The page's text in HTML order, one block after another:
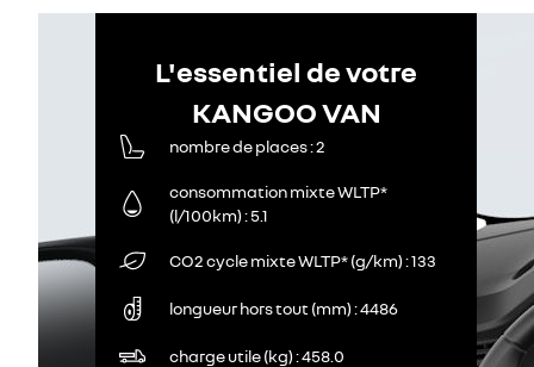
L'essentiel de votre
KANGOO VAN
nombre de places 2
consommation mixte WLTP*
(l/100km) 5.1
CO2 cycle mixte WLTP* (g/km) 133
longueur hors tout (mm) 4486
charge utile (kg) 458.0